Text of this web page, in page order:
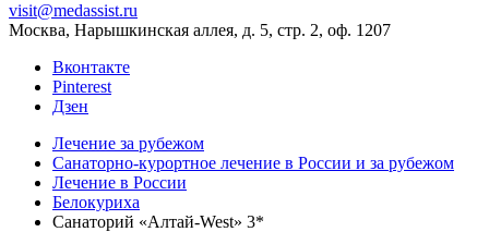
visit@medassist.ru
Москва, Нарышкинская аллея, д. 5, стр. 2, оф. 1207
Вконтакте
Pinterest
Дзен
Лечение за рубежом
Санаторно-курортное лечение в России и за рубежом
Лечение в России
Белокуриха
Санаторий «Алтай-West» 3*